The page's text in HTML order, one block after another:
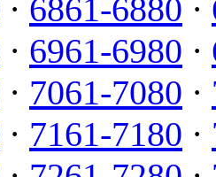
· 6861-6880 ·
· 6961-6980 ·
· 7061-7080 ·
· 7161-7180 ·